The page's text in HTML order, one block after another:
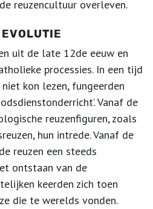
reuzencultuur overleven.
uit de late 12de eeuw en
processies. In een tijd
kon lezen, fungeerden
Vanaf de
reuzenfiguren, zoals
hun intrede. Vanaf de
reuzen een steeds
ontstaan van de
keerden zich toen
die te werelds vonden.